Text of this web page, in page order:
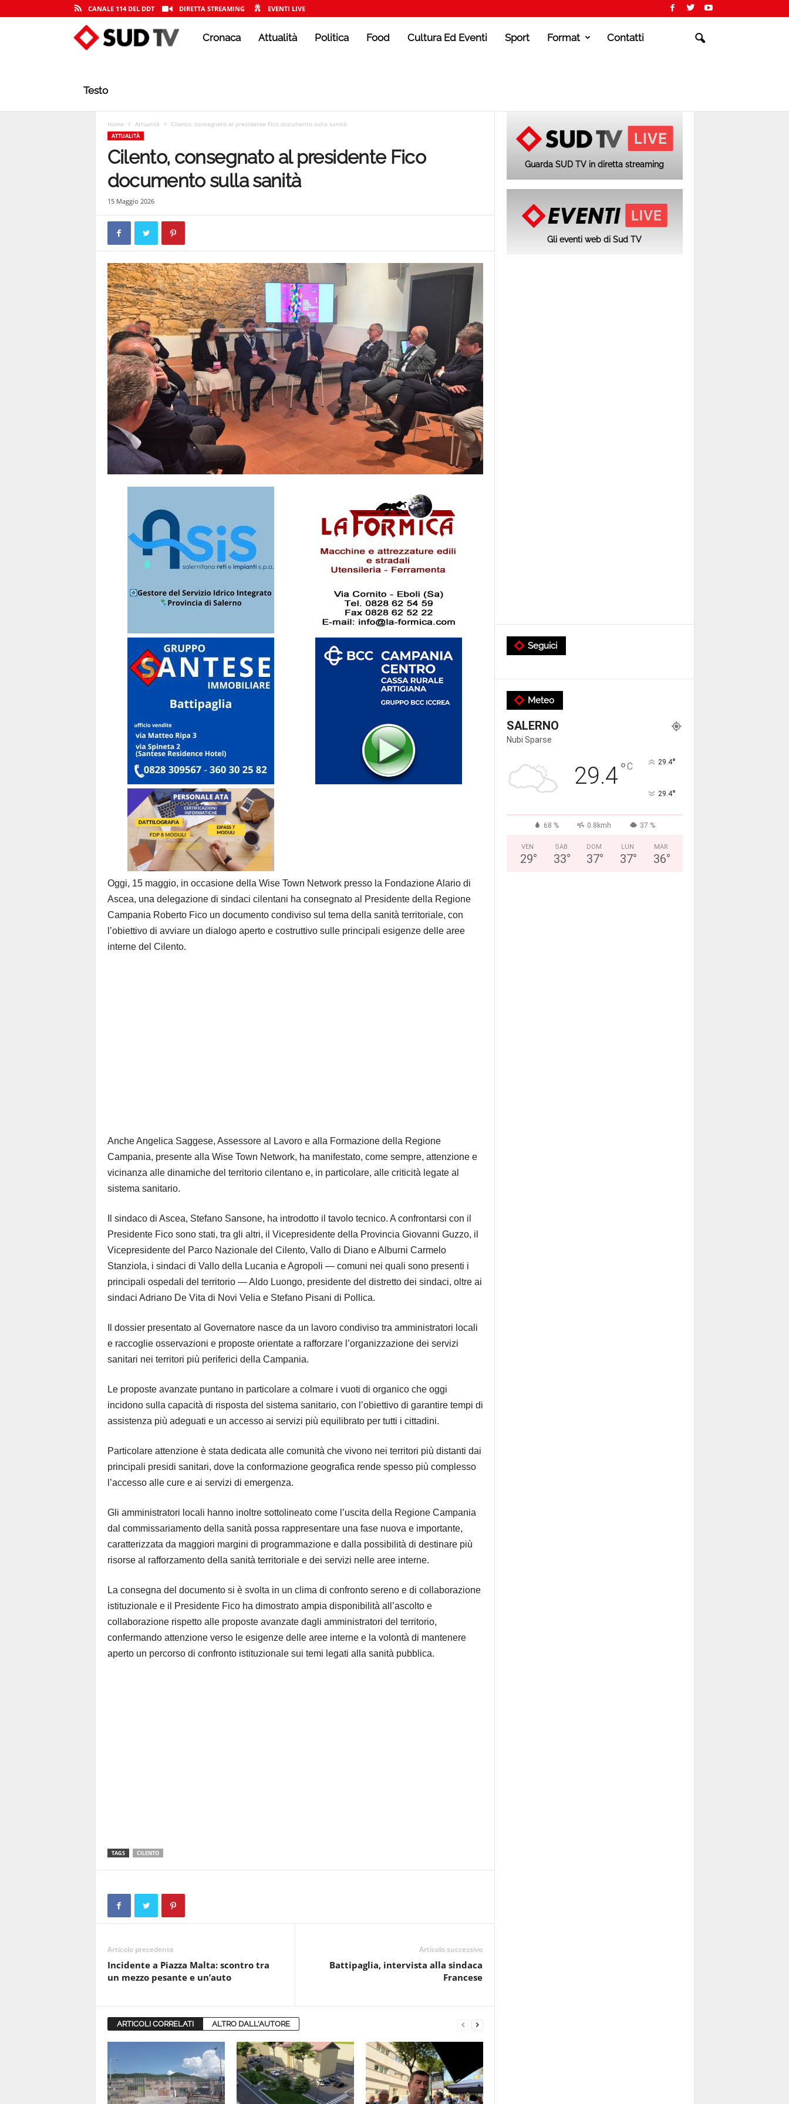
CANALE 114 DEL DDT DIRETTA STREAMING EVENTI LIVE
T
1
1
4
|
Cronaca Attualità Politica Food Cultura Ed Eventi Sport Format Contatti
Testo
Home Attualità Cilento, consegnato al presidente Fico documento sulla sanità
ATTUALITÀ
Cilento, consegnato al presidente Fico
documento sulla sanità
15 Maggio 2026
Oggi, 15 maggio, in occasione della Wise Town Network presso la Fondazione Alario di
Ascea, una delegazione di sindaci cilentani ha consegnato al Presidente della Regione
Campania Roberto Fico un documento condiviso sul tema della sanità territoriale, con
l’obiettivo di avviare un dialogo aperto e costruttivo sulle principali esigenze delle aree
interne del Cilento.
Anche Angelica Saggese, Assessore al Lavoro e alla Formazione della Regione
Campania, presente alla Wise Town Network, ha manifestato, come sempre, attenzione e
vicinanza alle dinamiche del territorio cilentano e, in particolare, alle criticità legate al
sistema sanitario.
Il sindaco di Ascea, Stefano Sansone, ha introdotto il tavolo tecnico. A confrontarsi con il
Presidente Fico sono stati, tra gli altri, il Vicepresidente della Provincia Giovanni Guzzo, il
Vicepresidente del Parco Nazionale del Cilento, Vallo di Diano e Alburni Carmelo
Stanziola, i sindaci di Vallo della Lucania e Agropoli — comuni nei quali sono presenti i
principali ospedali del territorio — Aldo Luongo, presidente del distretto dei sindaci, oltre ai
sindaci Adriano De Vita di Novi Velia e Stefano Pisani di Pollica.
Il dossier presentato al Governatore nasce da un lavoro condiviso tra amministratori locali
e raccoglie osservazioni e proposte orientate a rafforzare l’organizzazione dei servizi
sanitari nei territori più periferici della Campania.
Le proposte avanzate puntano in particolare a colmare i vuoti di organico che oggi
incidono sulla capacità di risposta del sistema sanitario, con l’obiettivo di garantire tempi di
assistenza più adeguati e un accesso ai servizi più equilibrato per tutti i cittadini.
Particolare attenzione è stata dedicata alle comunità che vivono nei territori più distanti dai
principali presidi sanitari, dove la conformazione geografica rende spesso più complesso
l’accesso alle cure e ai servizi di emergenza.
Gli amministratori locali hanno inoltre sottolineato come l’uscita della Regione Campania
dal commissariamento della sanità possa rappresentare una fase nuova e importante,
caratterizzata da maggiori margini di programmazione e dalla possibilità di destinare più
risorse al rafforzamento della sanità territoriale e dei servizi nelle aree interne.
La consegna del documento si è svolta in un clima di confronto sereno e di collaborazione
istituzionale e il Presidente Fico ha dimostrato ampia disponibilità all’ascolto e
collaborazione rispetto alle proposte avanzate dagli amministratori del territorio,
confermando attenzione verso le esigenze delle aree interne e la volontà di mantenere
aperto un percorso di confronto istituzionale sui temi legati alla sanità pubblica.
TAGS CILENTO
Articolo precedente
Incidente a Piazza Malta: scontro tra
un mezzo pesante e un’auto
Articolo successivo
Battipaglia, intervista alla sindaca
Francese
ARTICOLI CORRELATI ALTRO DALL'AUTORE
Guarda SUD TV in diretta streaming
Gli eventi web di Sud TV
Seguici
Meteo
SALERNO
Nubi Sparse
29.4°C 29.4°
29.4°
68 % 0.8kmh 37 %
VEN
29°
SAB
33°
DOM
37°
LUN
37°
MAR
36°